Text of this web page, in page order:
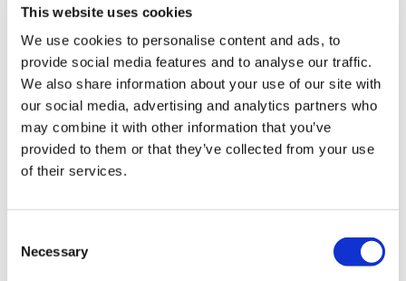
This website uses cookies
We use cookies to personalise content and ads, to
provide social media features and to analyse our traffic.
We also share information about your use of our site with
our social media, advertising and analytics partners who
may combine it with other information that you’ve
provided to them or that they’ve collected from your use
of their services.
Selection
Necessary
Teardrop Brustimplantate
Tiefe Halsstraffung
(1)
Tiefenwirksames Facelift
(1)
Two Pack Chirurgie
(1)
Ultraschall Nasenkorrektur
(1)
Unteres Facelifting
(1)